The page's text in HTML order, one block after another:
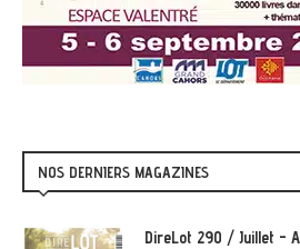
NOS DERNIERS MAGAZINES
DireLot 290 / Juillet -